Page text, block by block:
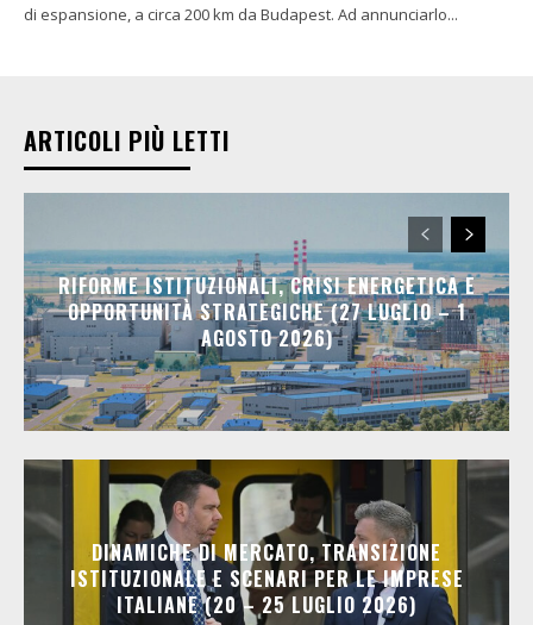
di espansione, a circa 200 km da Budapest. Ad annunciarlo...
ARTICOLI PIÙ LETTI
RIFORME ISTITUZIONALI, CRISI ENERGETICA E
OPPORTUNITÀ STRATEGICHE (27 LUGLIO – 1
AGOSTO 2026)
DINAMICHE DI MERCATO, TRANSIZIONE
ISTITUZIONALE E SCENARI PER LE IMPRESE
ITALIANE (20 – 25 LUGLIO 2026)